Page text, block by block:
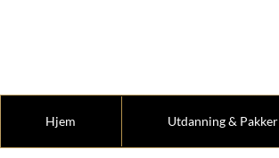
Hjem Utdanning & Pakker